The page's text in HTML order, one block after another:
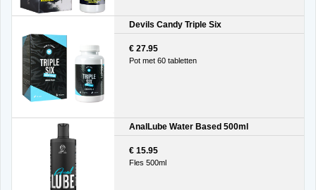
Devils Candy Triple Six
€ 27.95
Pot met 60 tabletten
AnalLube Water Based 500ml
€ 15.95
Fles 500ml